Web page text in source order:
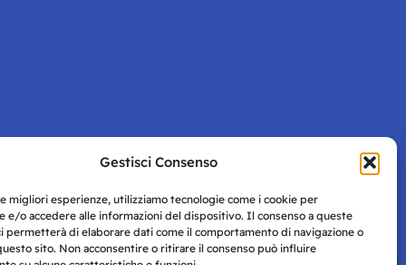
Gestisci Consenso
migliori esperienze, utilizziamo tecnologie come i cookie per
e/o accedere alle informazioni del dispositivo. Il consenso a queste
permetterà di elaborare dati come il comportamento di navigazione o
sito. Non acconsentire o ritirare il consenso può influire